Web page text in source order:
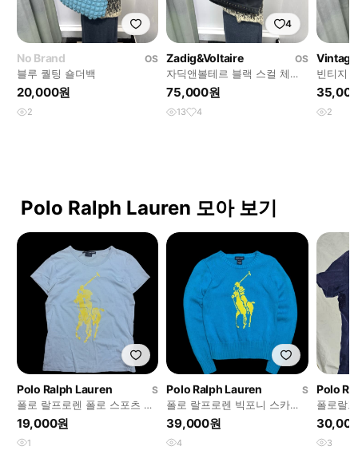
No Brand
OS
블루 퀄팅 숄더백
20,000원
2
4
Zadig&Voltaire
OS
자딕앤볼테르 블랙 스컬 체인
백
75,000원
13 4
Vintage
빈티지
2
Polo Ralph Lauren 모아 보기
Polo Ralph Lauren
S
폴로 랄프로렌 폴로 스포츠 빅
포니 반팔 티셔츠
19,000원
1
Polo Ralph Lauren
S
폴로 랄프로렌 빅포니 스카이
블루 니트
39,000원
4
Polo
폴로랄
럭비티
3